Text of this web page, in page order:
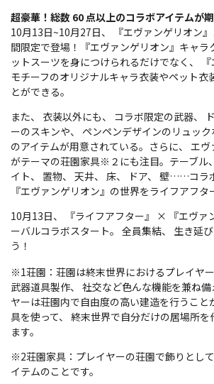
超豪華！総数 60 点以上のコラボアイテムが
10月13日~10月27日、 『エヴァンゲリオン
間限定で登場！『エヴァンゲリオン』キャラ
ットスーツを身につけられるだけでなく、 『
モチーフのオリジナルキャラ衣装やペット衣
とができる。
また、 衣装以外にも、 コラボ限定の武器、
ーのスキンや、 ペンペンデザインのリュッ
のアイテムが用意されている。さらに、 エ
がテーマの荘園家具※２にも注目。テーブル
イト、 置物、 天井、 床、 ドア、 壁……コラ
『エヴァンゲリオン』の世界をライフアフタ
10月13日、 『ライフアフター』 × 『エヴァ
ーバルコラボスタート。 全員集結、 生き延
う！
※1荘園：荘園は終末世界におけるプレイヤー
武器道具製作、 社交など色んな機能を兼ね備
ヤーは荘園内で自由度の高い建造を行うこと
具を使って、 終末世界で自分だけの居場所を
ます。
※2荘園家具：プレイヤーの荘園で飾りとし
イテムのことです。